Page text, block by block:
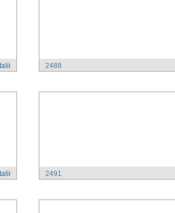
2488
2491